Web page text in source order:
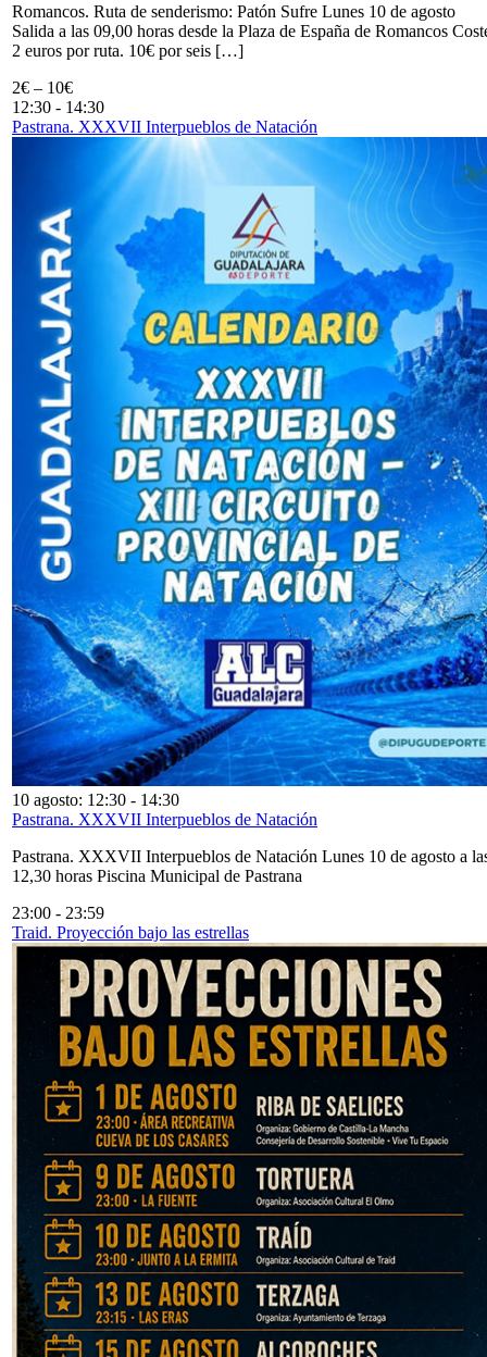
Romancos. Ruta de senderismo: Patón Sufre Lunes 10 de agosto
Salida a las 09,00 horas desde la Plaza de España de Romancos
2 euros por ruta. 10€ por seis […]
2€ – 10€
12:30 - 14:30
Pastrana. XXXVII Interpueblos de Natación
10 agosto: 12:30 - 14:30
Pastrana. XXXVII Interpueblos de Natación
Pastrana. XXXVII Interpueblos de Natación Lunes 10 de agosto a
12,30 horas Piscina Municipal de Pastrana
23:00 - 23:59
Traid. Proyección bajo las estrellas